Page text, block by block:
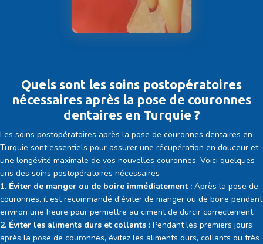
Quels sont les soins postopératoires
nécessaires après la pose de couronnes
dentaires en Turquie ?
Les soins postopératoires après la pose de couronnes dentaires en
Turquie sont essentiels pour assurer une récupération en douceur et
une longévité maximale de vos nouvelles couronnes. Voici quelques-
uns des soins postopératoires nécessaires :
1. Éviter de manger ou de boire immédiatement : Après la pose de
couronnes, il est recommandé d'éviter de manger ou de boire pendant
environ une heure pour permettre au ciment de durcir correctement.
2. Éviter les aliments durs et collants : Pendant les premiers jours
après la pose de couronnes, évitez les aliments durs, collants ou très